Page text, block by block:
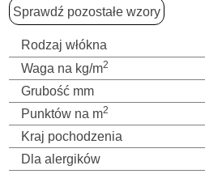
Sprawdź pozostałe wzory
Rodzaj włókna
Waga na kg/m2
Grubość mm
Punktów na m2
Kraj pochodzenia
Dla alergików